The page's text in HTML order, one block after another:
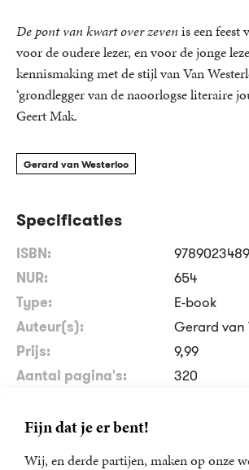
Fijn dat je er bent!
Wij, en derde partijen, maken op onze
De pont van kwart over zevenis een feest
voor de oudere lezer, en voor de jonge
kennismaking met de stijl van Van
‘grondlegger van de naoorlogse literaire
Geert Mak.
Gerard van Westerloo
Specificaties
ISBN:
NUR:
654
Type:
E-book
Auteur(s):
Gerard van
Prijs:
9,99
Aantal pagina's:
320
Verschijningsdatum: